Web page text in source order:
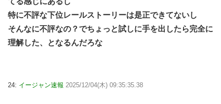
特に不評な下位レールストーリーは是正できてないし
そんなに不評なの？でちょっと試しに手を出したら完全に
理解した、となるんだろな
24: イージャン速報 2025/12/04(木) 09:35:35.38